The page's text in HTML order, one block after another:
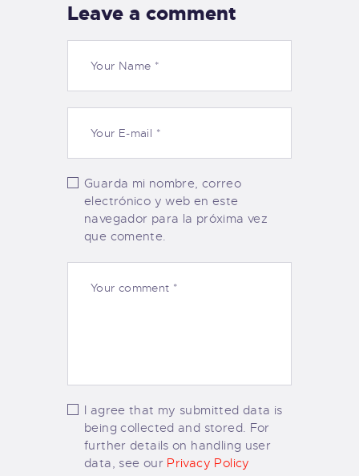
Leave a comment
Guarda mi nombre, correo
electrónico y web en este
navegador para la próxima vez
que comente.
I agree that my submitted data is
being collected and stored. For
further details on handling user
data, see our Privacy Policy